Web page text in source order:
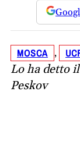
MOSCA ,
Lo ha detto
Peskov